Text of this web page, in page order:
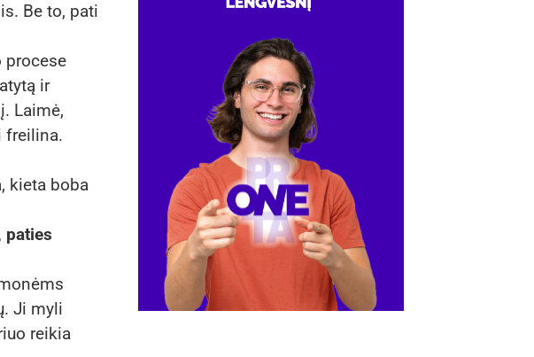
Be to, pati
procese
ir
Laimė,
freilina.
kieta boba
paties
Ji myli
reikia